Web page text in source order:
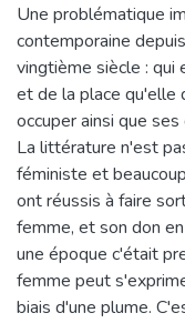
Une problématique
contemporaine
vingtième siècle :
et de la place qu'elle
occuper ainsi que ses
La littérature n'est
féministe et
ont réussis à faire
femme, et son don
une époque c'était
femme peut
biais d'une plume.